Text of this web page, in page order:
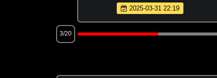
Dream Warriors (1987)
2025-03-31 22:19
3/20